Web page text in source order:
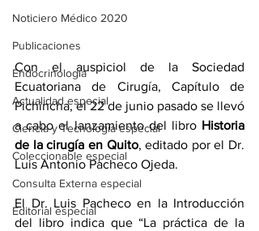
Noticiero Médico 2020
Publicaciones
Endocrinología
Actualidad especial
Ciencia y Tecnología especial
Coleccionable especial
Consulta Externa especial
Editorial especial
Con el auspiciol de la Sociedad
Ecuatoriana de Cirugía, Capítulo de
Pichincha, el 22 de junio pasado se llevó
a cabo el lanzamiento del libro Historia
de la cirugía en Quito, editado por el Dr.
Luis Antonio Pacheco Ojeda.
El Dr. Luis Pacheco en la Introducción
del libro indica que “La práctica de la